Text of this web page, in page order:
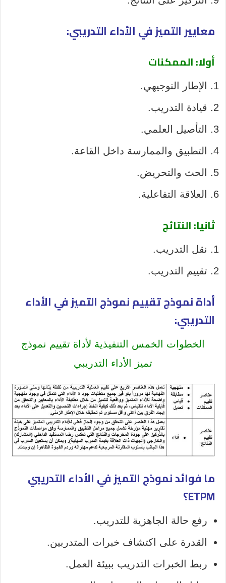
معايير التميز في الأداء التدريبي:
أولا: الممكنات
الإطار التوجيهي.
قيادة التدريب.
التأصيل العلمي.
التطبيق والممارسة داخل القاعة.
الحث والتحريض.
العلاقة التفاعلية.
ثانيا: النتائج
نقل التدريب.
تقييم التدريب.
أداة نموذج تقييم نموذج التميز في الأداء
التدريبي:
الخطوات الخمس التنفيذية لأداة تقييم نموذج
تميز الأداء التدريبي
ما فوائد نموذج التميز في الأداء التدريبي
ETPM؟
رفع حالة الجاهزية للتدريب.
القدرة على اكتشاف خبرات المتدربين.
ربط الخبرات التدريب ببيئة العمل.